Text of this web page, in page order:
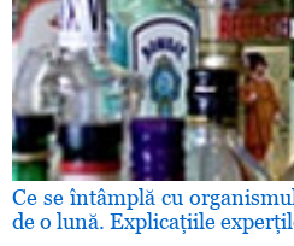
Ce se întâmplă cu
de o lună. Explicaţiile